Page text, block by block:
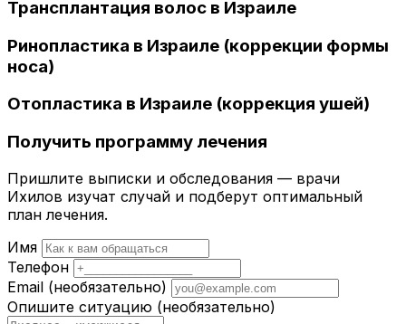
Трансплантация волос в Израиле
Ринопластика в Израиле (коррекции формы
носа)
Отопластика в Израиле (коррекция ушей)
Получить программу лечения
Пришлите выписки и обследования — врачи
Ихилов изучат случай и подберут оптимальный
план лечения.
Имя
Телефон
Email (необязательно)
Опишите ситуацию (необязательно)